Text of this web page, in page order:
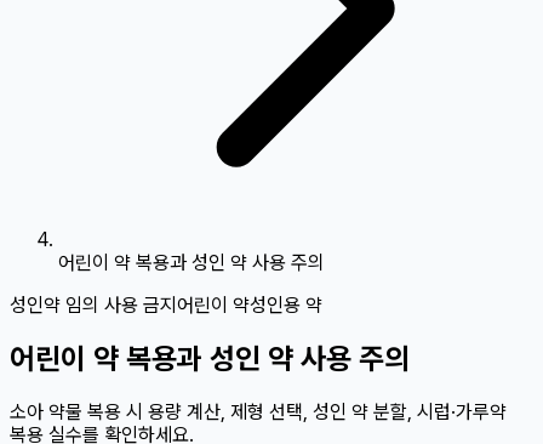
어린이 약 복용과 성인 약 사용 주의
성인약 임의 사용 금지어린이 약성인용 약
어린이 약 복용과 성인 약 사용 주의
소아 약물 복용 시 용량 계산, 제형 선택, 성인 약 분할, 시럽·가루약
복용 실수를 확인하세요.